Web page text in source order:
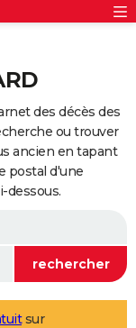
des décès des
ou trouver
ancien en tapant
postal d'une
dessous.
sur